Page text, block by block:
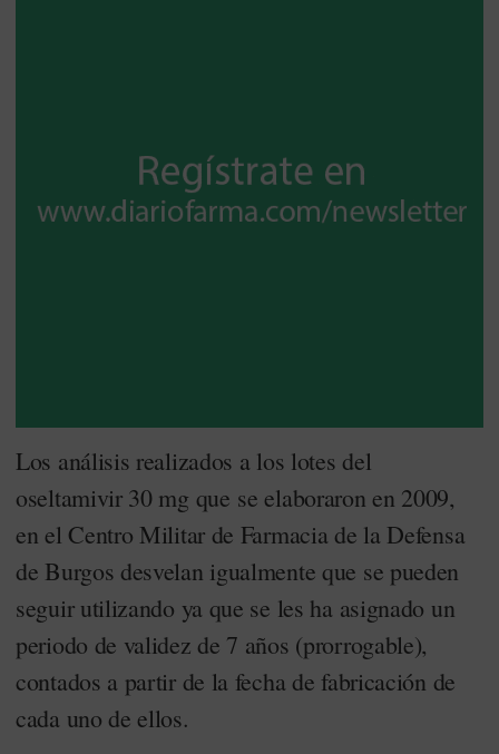
Los análisis realizados a los lotes del
oseltamivir 30 mg que se elaboraron en 2009,
en el Centro Militar de Farmacia de la Defensa
de Burgos desvelan igualmente que se pueden
seguir utilizando ya que se les ha asignado un
periodo de validez de 7 años (prorrogable),
contados a partir de la fecha de fabricación de
cada uno de ellos.